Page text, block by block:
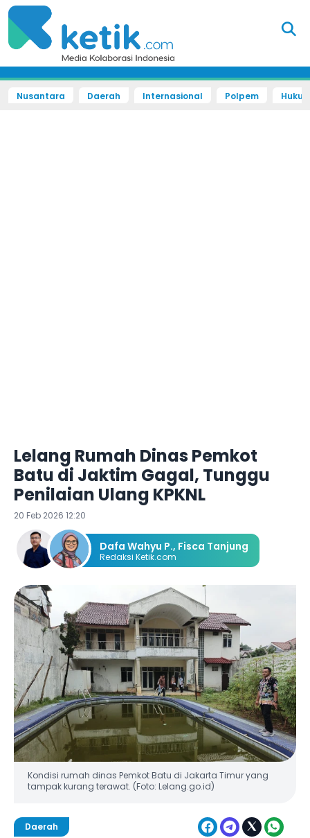
Nusantara Daerah Internasional Polpem
Lelang Rumah Dinas Pemkot
Batu di Jaktim Gagal, Tunggu
Penilaian Ulang KPKNL
20 Feb 2026 12:20
Dafa Wahyu P., Fisca Tanjung
Redaksi Ketik.com
Kondisi rumah dinas Pemkot Batu di Jakarta Timur yang
tampak kurang terawat. (Foto: Lelang.go.id)
Daerah